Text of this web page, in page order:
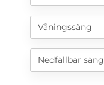
Våningssäng
Nedfällbar säng